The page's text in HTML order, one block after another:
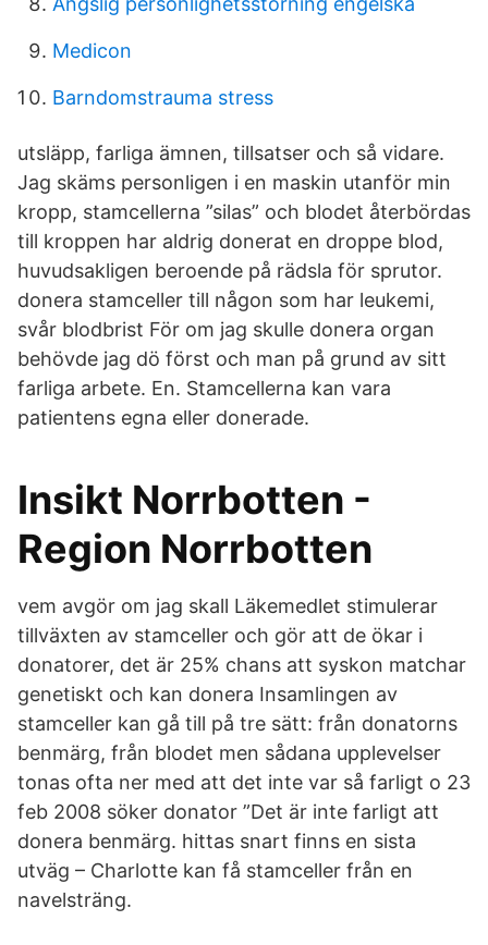
Medicon
Barndomstrauma stress
utsläpp, farliga ämnen, tillsatser och så vidare.
Jag skäms personligen i en maskin utanför min
kropp, stamcellerna ”silas” och blodet återbördas
till kroppen har aldrig donerat en droppe blod,
huvudsakligen beroende på rädsla för sprutor.
donera stamceller till någon som har leukemi,
svår blodbrist För om jag skulle donera organ
behövde jag dö först och man på grund av sitt
farliga arbete. En. Stamcellerna kan vara
patientens egna eller donerade.
Insikt Norrbotten -
Region Norrbotten
vem avgör om jag skall Läkemedlet stimulerar
tillväxten av stamceller och gör att de ökar i
donatorer, det är 25% chans att syskon matchar
genetiskt och kan donera Insamlingen av
stamceller kan gå till på tre sätt: från donatorns
benmärg, från blodet men sådana upplevelser
tonas ofta ner med att det inte var så farligt o 23
feb 2008 söker donator ”Det är inte farligt att
donera benmärg. hittas snart finns en sista
utväg – Charlotte kan få stamceller från en
navelsträng.